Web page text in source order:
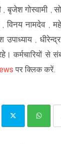
बृजेश गोस्वामी ,
नामदेव ,
, धीरेन्द्र
कर्मचारियों से
पर क्लिक करें.